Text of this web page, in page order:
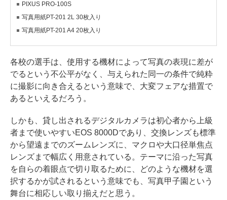
PIXUS PRO-100S
写真用紙PT-201 2L 30枚入り
写真用紙PT-201 A4 20枚入り
各校の選手は、使用する機材によって写真の表現に差が
でるという不公平がなく、与えられた同一の条件で純粋
に撮影に向き合えるという意味で、大変フェアな措置で
あるといえるだろう。
しかも、貸し出されるデジタルカメラは初心者から上級
者まで使いやすいEOS 8000Dであり、交換レンズも標準
から望遠までのズームレンズに、マクロや大口径単焦点
レンズまで幅広く用意されている。テーマに沿った写真
を自らの着眼点で切り取るために、どのような機材を選
択するかが試されるという意味でも、写真甲子園という
舞台に相応しい取り揃えだと思う。